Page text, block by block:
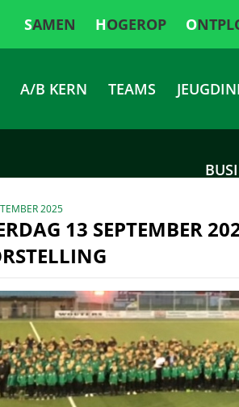
SAMEN HOGEROP
A/B KERN TEAMS
2025
13 SEPTEMBER